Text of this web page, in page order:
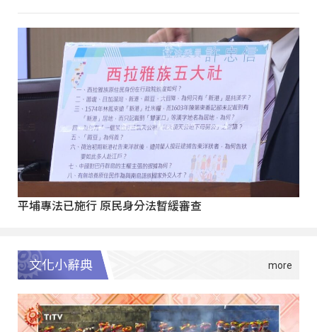
平埔專法已施行 原民身分法暫緩審查
文化小辭典